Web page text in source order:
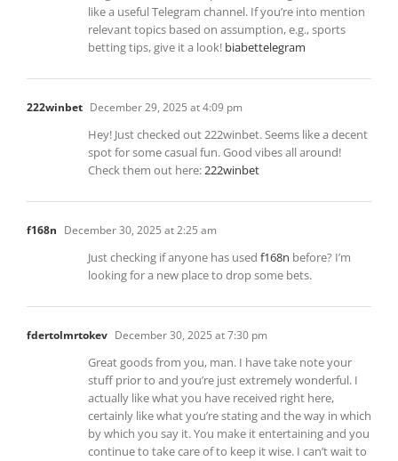
like a useful Telegram channel. If you’re into mention
relevant topics based on assumption, e.g., sports
betting tips, give it a look! biabettelegram
222winbet December 29, 2025 at 4:09 pm
Hey! Just checked out 222winbet. Seems like a decent
spot for some casual fun. Good vibes all around!
Check them out here:222winbet
f168n December 30, 2025 at 2:25 am
Just checking if anyone has used f168n before? I’m
looking for a new place to drop some bets.
fdertolmrtokev December 30, 2025 at 7:30 pm
Great goods from you, man. I have take note your
stuff prior to and you’re just extremely wonderful. I
actually like what you have received right here,
certainly like what you’re stating and the way in which
by which you say it. You make it entertaining and you
continue to take care of to keep it wise. I can’t wait to